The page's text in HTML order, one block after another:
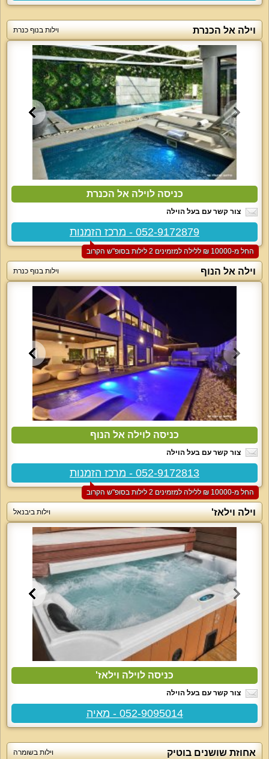
וילה אל הכנרת וילות בנוף כנרת
כניסה לוילה אל הכנרת
צור קשר עם בעל הוילה
052-9172879 - מרכז הזמנות
החל מ-‏10000 ₪ ללילה למזמינים 2 לילות בסופ"ש הקרוב
וילה אל הנוף וילות בנוף כנרת
כניסה לוילה אל הנוף
צור קשר עם בעל הוילה
052-9172813 - מרכז הזמנות
החל מ-‏10000 ₪ ללילה למזמינים 2 לילות בסופ"ש הקרוב
וילה וילאז' וילות ביבנאל
כניסה לוילה וילאז'
צור קשר עם בעל הוילה
052-9095014 - מאיה
אחוזת שושנים בוטיק וילות בשומרה